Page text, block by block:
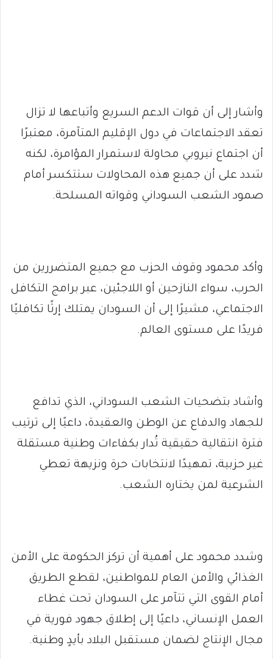
وأشار إلى أن قوات الدعم السريع وأتباعها لا تزال
تعقد الاجتماعات في دول الإقليم المتآمرة، معتبرًا
أن اجتماع نيروبي محاولة لاستمرار المؤامرة، لكنه
شدد على أن جميع هذه المحاولات ستتكسر أمام
صمود الشعب السوداني وقواته المسلحة.
وأكد محمود وقوف الحزب مع جميع المتضررين من
الحرب، سواء النازحين أو اللاجئين، عبر برامج التكافل
الاجتماعي، مشيرًا إلى أن السودان يمتلك إرثًا تكافليًا
فريدًا على مستوى العالم.
وأشاد بتضحيات الشعب السوداني، الذي تدافع
للجهاد والدفاع عن الوطن والعقيدة، داعيًا إلى ترتيب
فترة انتقالية حقيقية تُدار بكفاءات وطنية مستقلة
غير حزبية، تمهيدًا لانتخابات حرة ونزيهة تعطي
الشرعية لمن يختاره الشعب.
وشدد محمود على أهمية أن تركز الحكومة على الأمن
الغذائي والأمن العام للمواطنين، لقطع الطريق
أمام القوى التي تتآمر على السودان تحت غطاء
العمل الإنساني، داعيًا إلى إطلاق جهود فورية في
مجال الإنتاج لضمان مستقبل البلاد بأيدٍ وطنية.